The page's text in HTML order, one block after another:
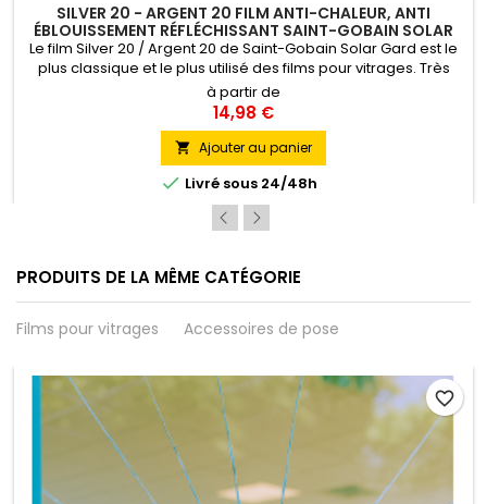
SILVER 20 - ARGENT 20 FILM ANTI-CHALEUR, ANTI
ÉBLOUISSEMENT RÉFLÉCHISSANT SAINT-GOBAIN SOLAR
GARD
Le film Silver 20 / Argent 20 de Saint-Gobain Solar Gard est le
plus classique et le plus utilisé des films pour vitrages. Très
efficace contre l'éblouissement et la chaleur, il est
principalement appliqué sur des surfaces vitrées de bureaux,
d'établissements administratifs ou scolaires.Il bénéficie de
l'Avis Technique favorable du CSTB. Pose Intérieure
à partir de
14,98 €
 Ajouter au panier
 Livré sous 24/48h
PRODUITS DE LA MÊME CATÉGORIE
Films pour vitrages Accessoires de pose
favorite_border